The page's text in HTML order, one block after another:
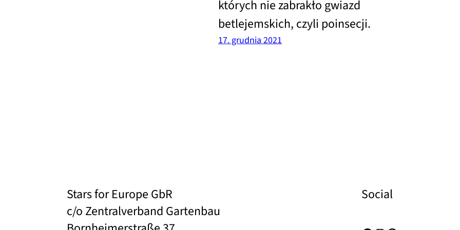
których nie zabrakło gwiazd
betlejemskich, czyli poinsecji.
17. grudnia 2021
Stars for Europe GbR
c/o Zentralverband Gartenbau
Social